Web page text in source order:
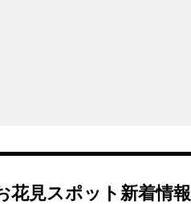
花見スポット新着情報